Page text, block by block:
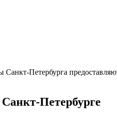
Санкт-Петербурга
Петербурге